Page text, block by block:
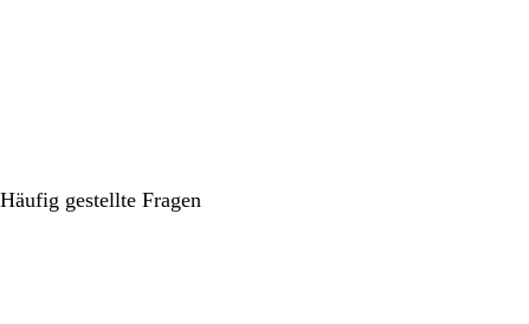
Häufig gestellte Fragen